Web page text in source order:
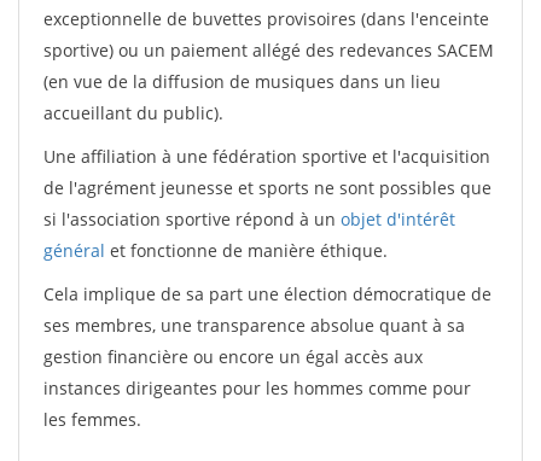
exceptionnelle de buvettes provisoires (dans l'enceinte
sportive) ou un paiement allégé des redevances SACEM
(en vue de la diffusion de musiques dans un lieu
accueillant du public).
Une affiliation à une fédération sportive et l'acquisition
de l'agrément jeunesse et sports ne sont possibles que
si l'association sportive répond à un objet d'intérêt
général et fonctionne de manière éthique.
Cela implique de sa part une élection démocratique de
ses membres, une transparence absolue quant à sa
gestion financière ou encore un égal accès aux
instances dirigeantes pour les hommes comme pour
les femmes.